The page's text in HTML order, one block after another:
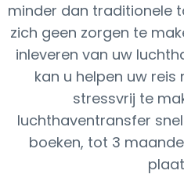
minder dan traditionele
zich geen zorgen te
inleveren van uw
kan u helpen uw
stressvrij te
luchthaventransfer
boeken, tot 3